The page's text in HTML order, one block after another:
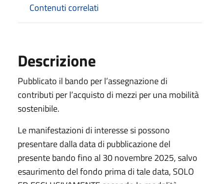
Contenuti correlati
Descrizione
Pubblicato il bando per l’assegnazione di
contributi per l’acquisto di mezzi per una mobilità
sostenibile.
Le manifestazioni di interesse si possono
presentare dalla data di pubblicazione del
presente bando fino al 30 novembre 2025, salvo
esaurimento del fondo prima di tale data, SOLO